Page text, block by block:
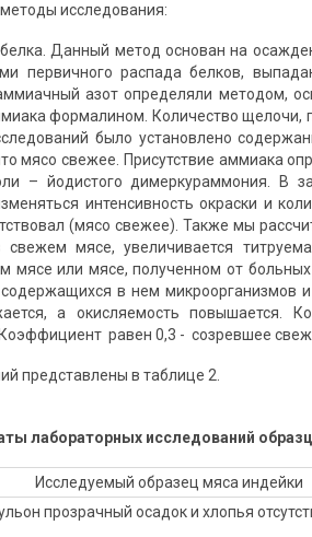
исследования:
Данный метод основан на
первичного распада белков,
азот определяли методом,
формалином. Количество щелочи,
было установлено
мясо свежее. Присутствие аммиака
– йодистого димеркураммония. В
интенсивность окраски и
(мясо свежее). Также мы
мясе, увеличивается
или мясе, полученном от больных
в нем микроорганизмов
а окисляемость повышается.
равен 0,3 - созревшее
представлены в таблице 2.
лабораторных исследований
Исследуемый образец мяса индейки
прозрачный осадок и хлопья